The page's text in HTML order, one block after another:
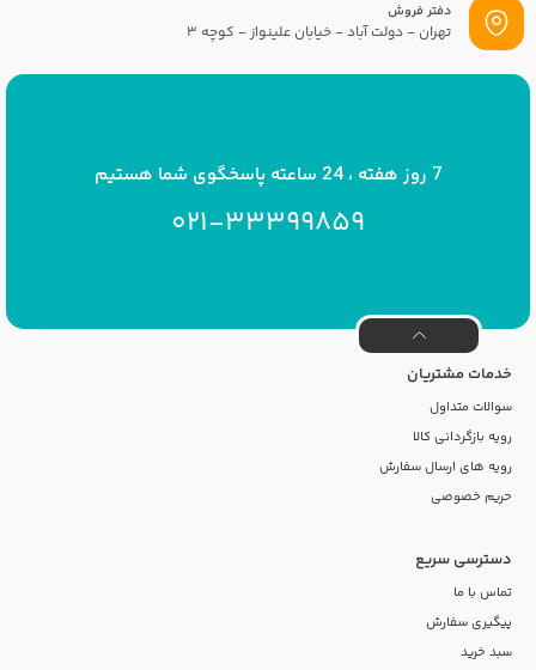
دفتر فروش
تهران - دولت آباد - خیابان علینواز - کوچه 3
7 روز هفته ، 24 ساعته پاسخگوی شما هستیم
021-33399859
خدمات مشتریان
سوالات متداول
رویه بازگردانی کالا
رویه های ارسال سفارش
حریم خصوصی
دسترسی سریع
تماس با ما
پیگیری سفارش
سبد خرید